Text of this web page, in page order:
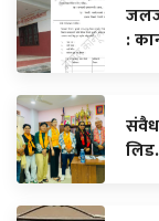
: